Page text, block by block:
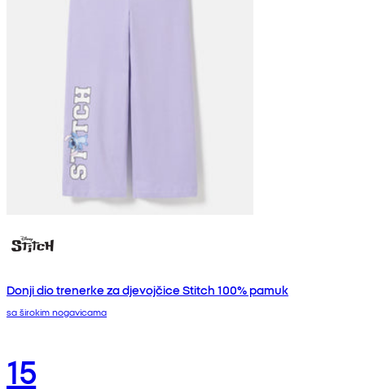
Donji dio trenerke za djevojčice Stitch 100% pamuk
sa širokim nogavicama
15